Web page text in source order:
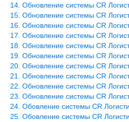
Обновление системы CR
Обновление системы CR
Обновление системы CR
Обновление системы CR
Обновление системы CR
Обновление системы CR
Обновление системы CR
Обновление системы CR
Обновление системы CR
Обновление системы CR
Обовление системы CR
Обовление системы CR